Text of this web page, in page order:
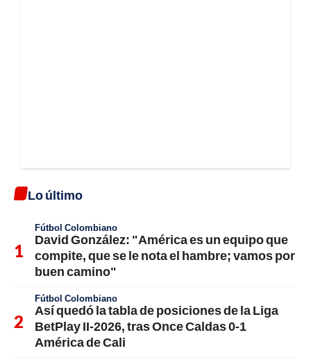
Lo último
Fútbol Colombiano
David González: "América es un equipo que
compite, que se le nota el hambre; vamos por
buen camino"
Fútbol Colombiano
Así quedó la tabla de posiciones de la Liga
BetPlay II-2026, tras Once Caldas 0-1
América de Cali